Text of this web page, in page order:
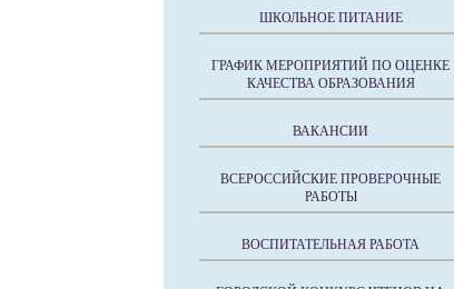
ШКОЛЬНОЕ ПИТАНИЕ
ГРАФИК МЕРОПРИЯТИЙ ПО ОЦЕНКЕ
КАЧЕСТВА ОБРАЗОВАНИЯ
ВАКАНСИИ
ВСЕРОССИЙСКИЕ ПРОВЕРОЧНЫЕ
РАБОТЫ
ВОСПИТАТЕЛЬНАЯ РАБОТА